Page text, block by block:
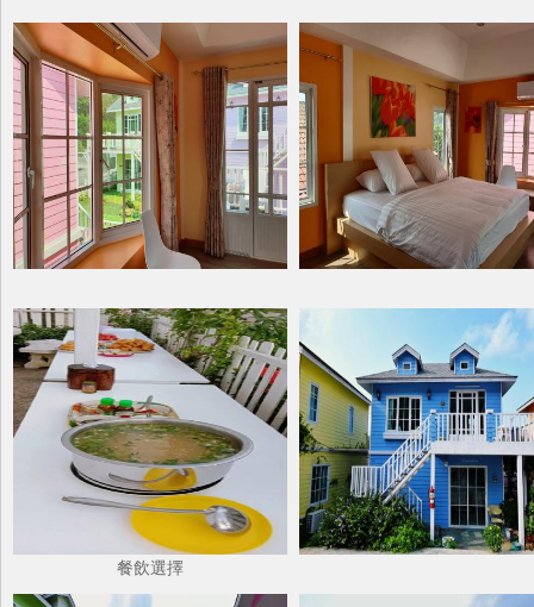
餐飲選擇